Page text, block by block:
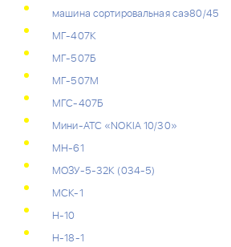
машина сортировальная саэ80/45
МГ-407К
МГ-507Б
МГ-507М
МГС-407Б
Мини-АТС «NOKIA 10/30»
МН-61
МОЗУ-5-32К (034-5)
МСК-1
Н-10
Н-18-1